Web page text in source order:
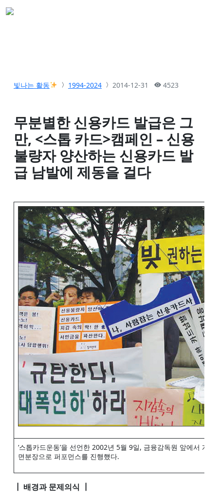
빛나는 활동 1994-2024 2014-12-31 4523
무분별한 신용카드 발급은 그
만, <스톱 카드>캠페인 – 신용
불량자 양산하는 신용카드 발
급 남발에 제동을 걸다
‘스톱카드운동’을 선언한 2002년 5월 9일, 금융감독원 앞에서 개최
면분장으로 퍼포먼스를 진행헀다.
┃ 배경과 문제의식 ┃